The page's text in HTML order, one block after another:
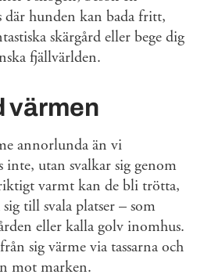
där hunden kan bada fritt,
skärgård eller bege dig
fjällvärlden.
värmen
annorlunda än vi
inte, utan svalkar sig genom
varmt kan de bli trötta,
till svala platser – som
eller kalla golv inomhus.
sig värme via tassarna och
mot marken.